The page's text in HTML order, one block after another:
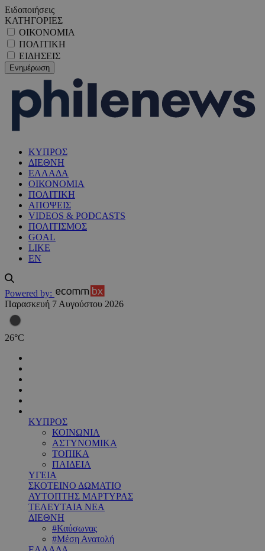
Ειδοποιήσεις
ΚΑΤΗΓΟΡΙΕΣ
ΟΙΚΟΝΟΜΙΑ
ΠΟΛΙΤΙΚΗ
ΕΙΔΗΣΕΙΣ
ΚΥΠΡΟΣ
ΔΙΕΘΝΗ
ΕΛΛΑΔΑ
ΟΙΚΟΝΟΜΙΑ
ΠΟΛΙΤΙΚΗ
ΑΠΟΨΕΙΣ
VIDEOS & PODCASTS
ΠΟΛΙΤΙΣΜΟΣ
GOAL
LIKE
EN
Powered by:
Παρασκευή 7 Αυγούστου 2026
26°C
ΚΥΠΡΟΣ
ΚΟΙΝΩΝΙΑ
ΑΣΤΥΝΟΜΙΚΑ
ΤΟΠΙΚΑ
ΠΑΙΔΕΙΑ
ΥΓΕΙΑ
ΣΚΟΤΕΙΝΟ ΔΩΜΑΤΙΟ
ΑΥΤΟΠΤΗΣ ΜΑΡΤΥΡΑΣ
ΤΕΛΕΥΤΑΙΑ ΝΕΑ
ΔΙΕΘΝΗ
#Καύσωνας
#Μέση Ανατολή